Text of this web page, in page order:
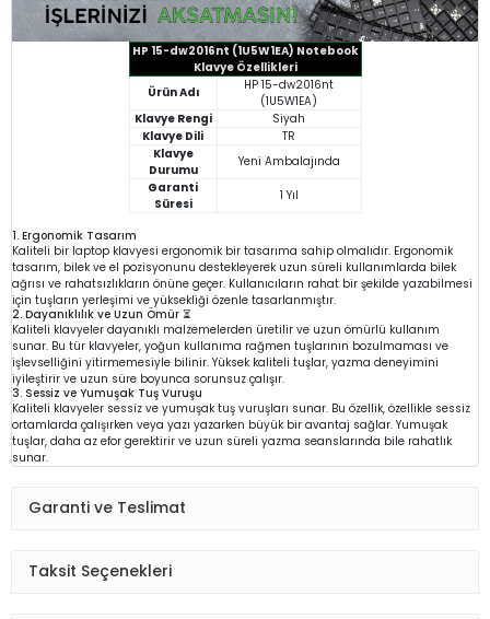
HP 15-dw2016nt (1U5W1EA) Notebook
Klavye Özellikleri
Ürün Adı
HP 15-dw2016nt
(1U5W1EA)
Klavye Rengi
Siyah
Klavye Dili
TR
Klavye
Durumu
Yeni Ambalajında
Garanti
Süresi
1 Yıl
1. Ergonomik Tasarım
Kaliteli bir laptop klavyesi ergonomik bir tasarıma sahip olmalıdır. Ergonomik
tasarım, bilek ve el pozisyonunu destekleyerek uzun süreli kullanımlarda bilek
ağrısı ve rahatsızlıkların önüne geçer. Kullanıcıların rahat bir şekilde yazabilmesi
için tuşların yerleşimi ve yüksekliği özenle tasarlanmıştır.
2. Dayanıklılık ve Uzun Ömür ⏳
Kaliteli klavyeler dayanıklı malzemelerden üretilir ve uzun ömürlü kullanım
sunar. Bu tür klavyeler, yoğun kullanıma rağmen tuşlarının bozulmaması ve
işlevselliğini yitirmemesiyle bilinir. Yüksek kaliteli tuşlar, yazma deneyimini
iyileştirir ve uzun süre boyunca sorunsuz çalışır.
3. Sessiz ve Yumuşak Tuş Vuruşu
Kaliteli klavyeler sessiz ve yumuşak tuş vuruşları sunar. Bu özellik, özellikle sessiz
ortamlarda çalışırken veya yazı yazarken büyük bir avantaj sağlar. Yumuşak
tuşlar, daha az efor gerektirir ve uzun süreli yazma seanslarında bile rahatlık
sunar.
Garanti ve Teslimat
Taksit Seçenekleri